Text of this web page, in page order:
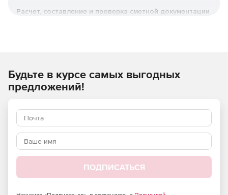
Расчет, составление и проверка сметной документации
Сводные сметные расчеты.
Акты выполненных работ КС-2.
Журнал учета выполненных работ КС-6.
Понятный и удобный интерфейс
Будьте в курсе самых выгодных
предложений!
ПОДПИСАТЬСЯ